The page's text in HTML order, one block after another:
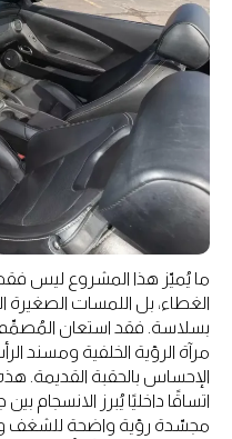
ما يُميّز هذا المشروع ليس
الغطاء، بل اللمسات الصغيرة
مرآة الرؤية الخلفية ومسند
الإحساس بالحقبة القديمة.
اتساقًا داخليًا يُبرز الانسجام
مجسّدة رؤية واضحة للشغف